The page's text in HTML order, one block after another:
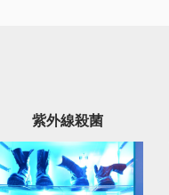
紫外線殺菌